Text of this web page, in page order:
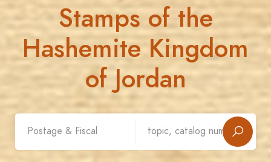
Stamps of the
Hashemite Kingdom
of Jordan